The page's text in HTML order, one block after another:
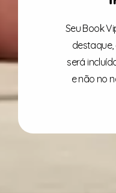
Seu Book
será
e não no